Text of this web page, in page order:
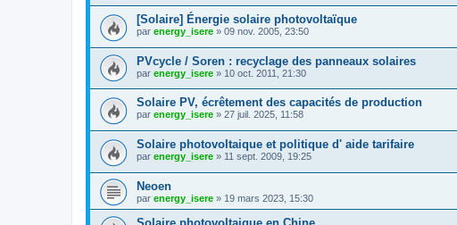
[Solaire] Énergie solaire photovoltaïque
par energy_isere » 09 nov. 2005, 23:50
PVcycle / Soren : recyclage des panneaux solaires
par energy_isere » 10 oct. 2011, 21:30
Solaire PV, écrêtement des capacités de production
par energy_isere » 27 juil. 2025, 11:58
Solaire photovoltaique et politique d' aide tarifaire
par energy_isere » 11 sept. 2009, 19:25
Neoen
par energy_isere » 19 mars 2023, 15:30